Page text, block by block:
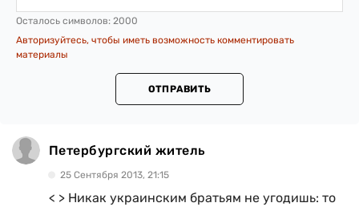
Осталось символов: 2000
Авторизуйтесь, чтобы иметь возможность комментировать
материалы
ОТПРАВИТЬ
Петербургский житель
25 Сентября 2013, 21:15
< > Никак украинским братьям не угодишь: то